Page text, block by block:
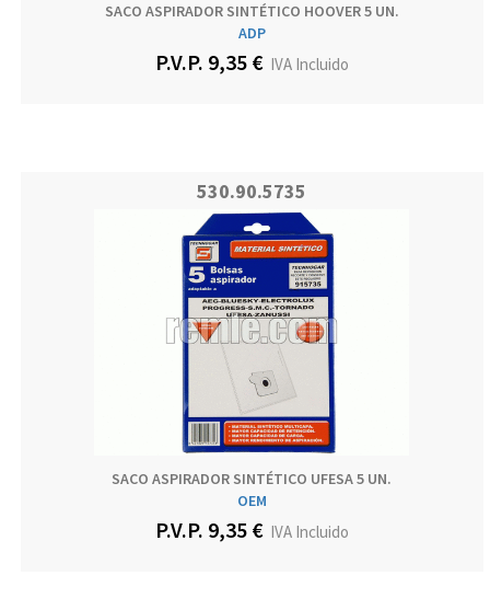
SACO ASPIRADOR SINTÉTICO HOOVER 5 UN.
ADP
P.V.P. 9,35 €IVA Incluido
530.90.5735
SACO ASPIRADOR SINTÉTICO UFESA 5 UN.
OEM
P.V.P. 9,35 €IVA Incluido